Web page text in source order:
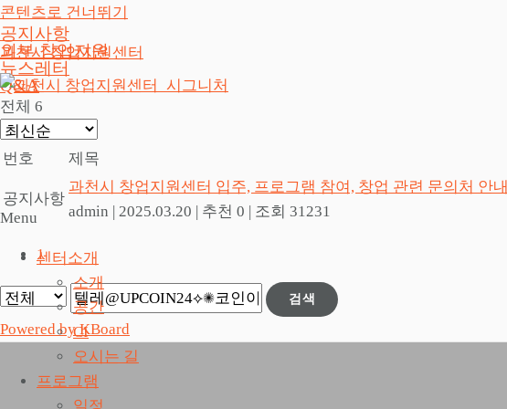
콘텐츠로 건너뛰기
과천시 창업지원센터
Menu
센터소개
소개
공간
CI
오시는 길
프로그램
일정
공지사항
외부 창업지원
뉴스레터
Q&A
전체 6
번호 제목
공지사항
과천시 창업지원센터 입주, 프로그램 참여, 창업 관련 문의처 안내
admin | 2025.03.20 | 추천 0 | 조회 31231
1
검색
Powered by KBoard